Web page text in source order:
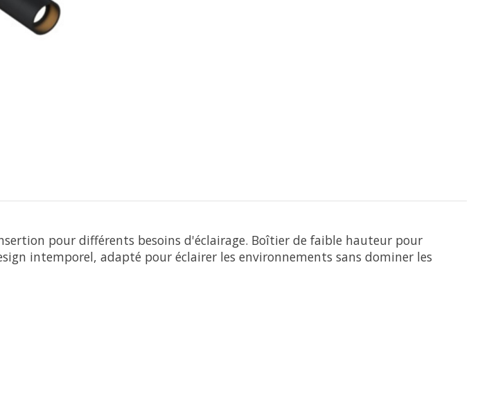
pour différents besoins d'éclairage. Boîtier de faible hauteur pour
intemporel, adapté pour éclairer les environnements sans dominer les